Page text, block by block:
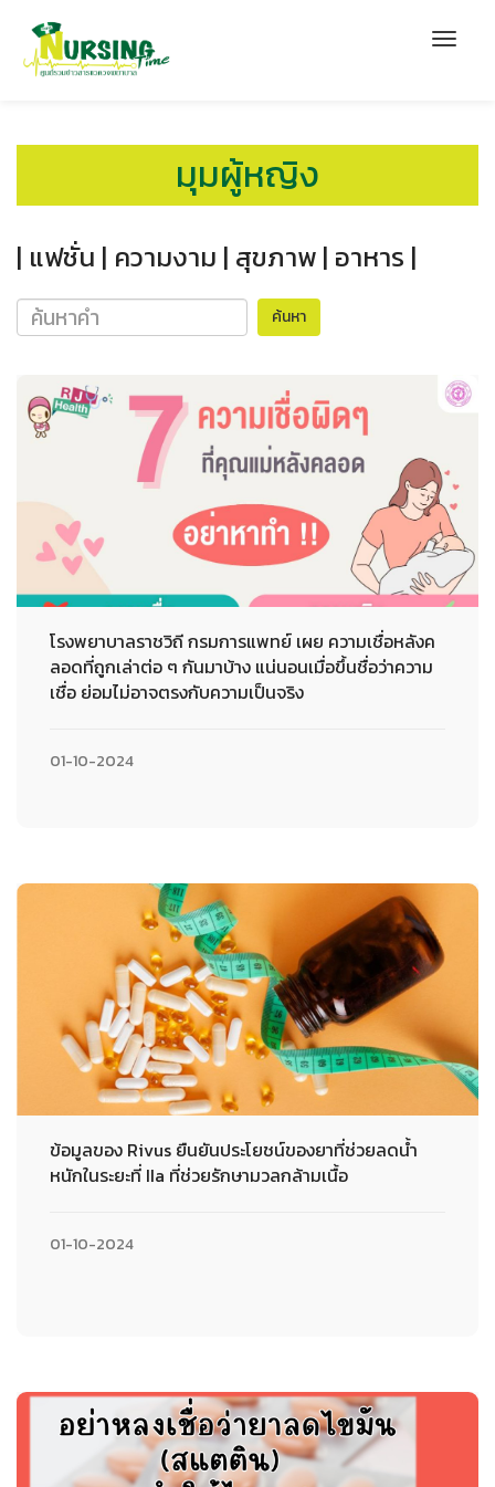
มุมผู้หญิง
| แฟชั่น | ความงาม | สุขภาพ | อาหาร |
ค้นหา
โรงพยาบาลราชวิถี กรมการแพทย์ เผย ความเชื่อหลังค
ลอดที่ถูกเล่าต่อ ๆ กันมาบ้าง แน่นอนเมื่อขึ้นชื่อว่าความ
เชื่อ ย่อมไม่อาจตรงกับความเป็นจริง
01-10-2024
ข้อมูลของ Rivus ยืนยันประโยชน์ของยาที่ช่วยลดน้ำ
หนักในระยะที่ IIa ที่ช่วยรักษามวลกล้ามเนื้อ
01-10-2024